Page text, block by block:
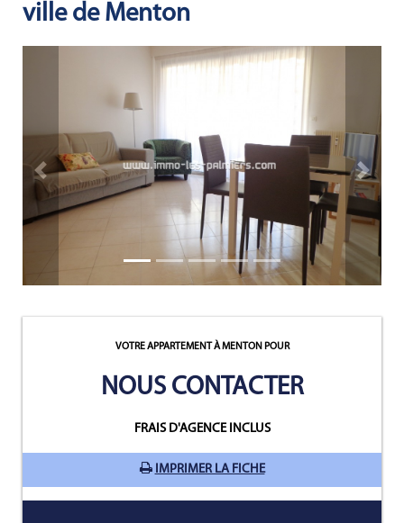
NOTRE
ville de Menton
Bien immobilier précédent Bien
VOTRE APPARTEMENT À MENTON POUR
NOUS CONTACTER
FRAIS D'AGENCE INCLUS
IMPRIMER LA FICHE